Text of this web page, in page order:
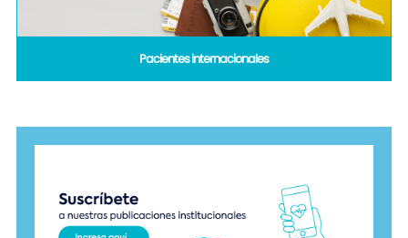
Pacientes internacionales